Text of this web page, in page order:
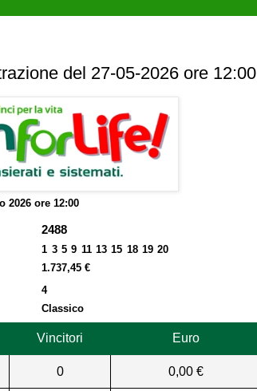
del 27-05-2026 ore 12:00
2026 ore 12:00
2488
1 3 5 9 11 13 15 18 19 20
1.737,45 €
4
Classico
Vincitori Euro
0 0,00 €